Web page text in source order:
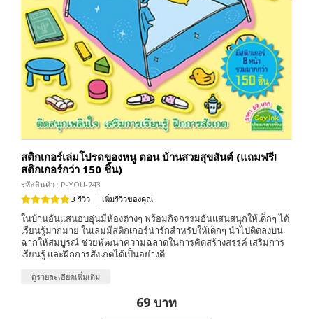
สติกเกอร์เล่มโปรดของหนู ตอน บ้านสวยสุขสันต์ (แถมฟรี!
สติกเกอร์กว่า 150 ชิ้น)
รหัสสินค้า : P-YOU-743
3 รีวิว | เพิ่มรีวิวของคุณ
ในบ้านอันแสนอบอุ่นมีห้องต่างๆ พร้อมกิจกรรมอันแสนสนุกให้เด็กๆ ได้
เรียนรู้มากมาย ในเล่มมีสติกเกอร์น่ารักสำหรับให้เด็กๆ นำไปติดลงบน
ฉากให้สมบูรณ์ ช่วยพัฒนาความฉลาดในการคิดสร้างสรรค์ เสริมการ
เรียนรู้ และฝึกการสังเกตได้เป็นอย่างดี
ดูรายละเอียดเพิ่มเติม
69 บาท